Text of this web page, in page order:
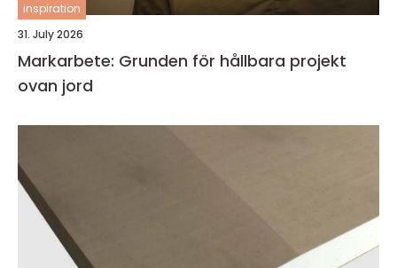
inspiration
31. July 2026
Markarbete: Grunden för hållbara projekt
ovan jord